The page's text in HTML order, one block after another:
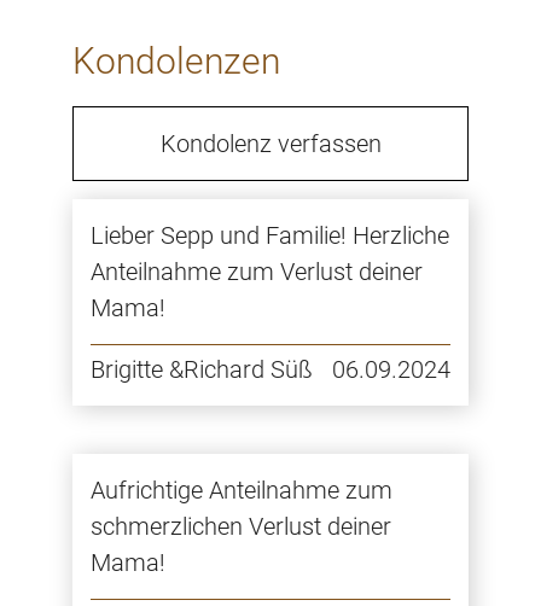
Kondolenzen
Kondolenz verfassen
Lieber Sepp und Familie! Herzliche
Anteilnahme zum Verlust deiner
Mama!
Brigitte &Richard Süß 06.09.2024
Aufrichtige Anteilnahme zum
schmerzlichen Verlust deiner
Mama!